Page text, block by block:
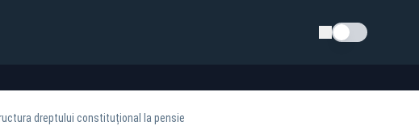
Schimba tema
dreptului constituțional la pensie